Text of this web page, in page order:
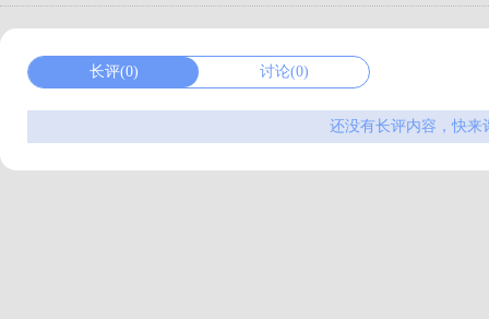
长评(0) 讨论(0)
还没有长评内容，快来